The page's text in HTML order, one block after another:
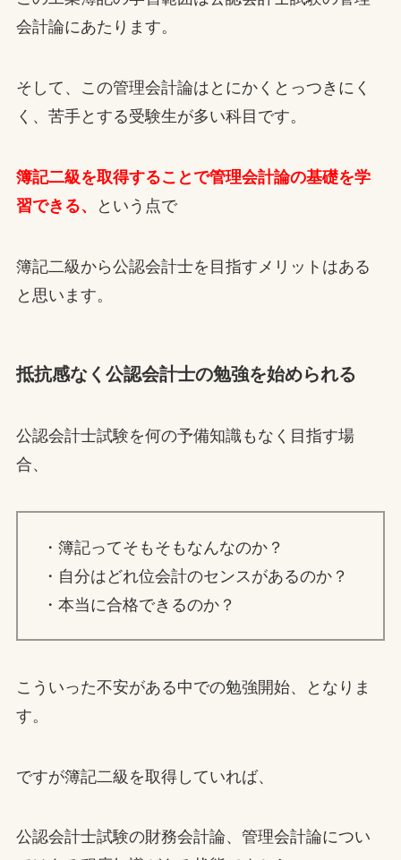
会計論にあたります。
そして、この管理会計論はとにかくとっつきにく
く、苦手とする受験生が多い科目です。
簿記二級を取得することで管理会計論の基礎を学
習できる、
という点で
簿記二級から公認会計士を目指すメリットはある
と思います。
抵抗感なく公認会計士の勉強を始められる
公認会計士試験を何の予備知識もなく目指す場
合、
・簿記ってそもそもなんなのか？
・自分はどれ位会計のセンスがあるのか？
・本当に合格できるのか？
こういった不安がある中での勉強開始、となりま
す。
ですが簿記二級を取得していれば、
公認会計士試験の財務会計論、管理会計論につい